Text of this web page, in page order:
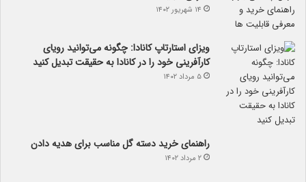
۱۴ شهریور ۱۴۰۲
ویزای استارتاپ کانادا: چگونه می‌توانید رویای
کارآفرینی خود را در کانادا به حقیقت تبدیل کنید
۵ مرداد ۱۴۰۲
راهنمای خرید دسته گل مناسب برای هدیه دادن
۲ مرداد ۱۴۰۲